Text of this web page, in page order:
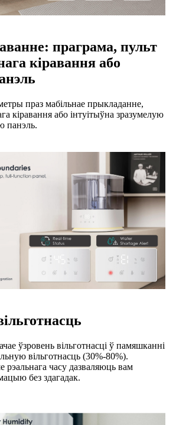
праграма, пульт
кіравання або
праз мабільнае прыкладанне,
кіравання або інтуітыўна зразумелую
панэль.
ўзровень вільготнасці ў памяшканні
вільготнасць (30%-80%).
рэальнага часу дазваляюць вам
без здагадак.